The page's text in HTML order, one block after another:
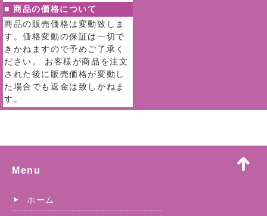
■ 商品の価格について
商品の販売価格は変動致しま
す。価格変動の保証は一切で
きかねますので予めご了承く
ださい。 お客様が商品を注文
された後に販売価格が変動し
た場合でも返金は致しかねま
す。
Menu
ホーム